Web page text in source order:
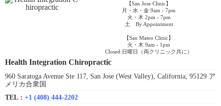
【San Jose Clinic】
月・水・金 9am - 7pm
火・木 2pm - 7pm
土 By Appointment
【San Mateo Clinic】
火・木 9am - 1pm
Closed:日曜日（両クリニック共に）
Health Integration Chiropractic
960 Saratoga Avenue Ste 117, San Jose (West Valley), California, 95129 ア
メリカ合衆国
TEL : +1 (408) 444-2202